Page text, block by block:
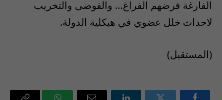
الفارغة فرضهم الفراغ… والفوضى والتخريب
لاحداث خلل عضوي في هيكلية الدولة.
(المستقبل)